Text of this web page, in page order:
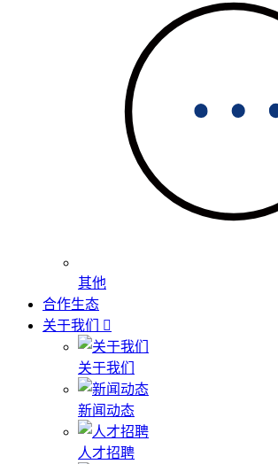
其他
合作生态
关于我们
关于我们
新闻动态
人才招聘